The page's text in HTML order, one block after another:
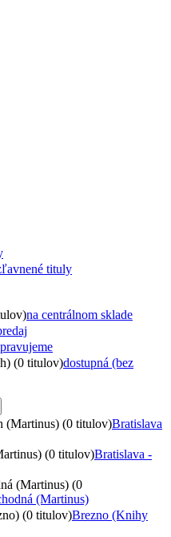
tituly
na centrálnom sklade
(0 titulov)dostupná (bez
(Martinus) (0 titulov)Bratislava
(0 titulov)Bratislava -
(Martinus) (0
(Martinus)
(0 titulov)Brezno (Knihy